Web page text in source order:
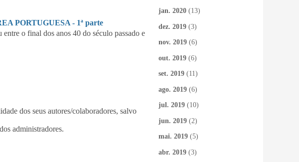
PORTUGUESA - 1ª parte
o final dos anos 40 do século passado e
dos seus autores/colaboradores, salvo
administradores.
jan. 2020 (13)
dez. 2019 (3)
nov. 2019 (6)
out. 2019 (6)
set. 2019 (11)
ago. 2019 (6)
jul. 2019 (10)
jun. 2019 (2)
mai. 2019 (5)
abr. 2019 (3)